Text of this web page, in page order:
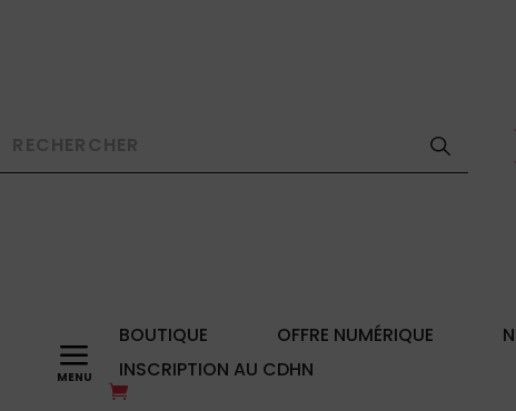
a BOUTIQUE OFFRE NUMÉRIQUE
INSCRIPTION AU CDHN